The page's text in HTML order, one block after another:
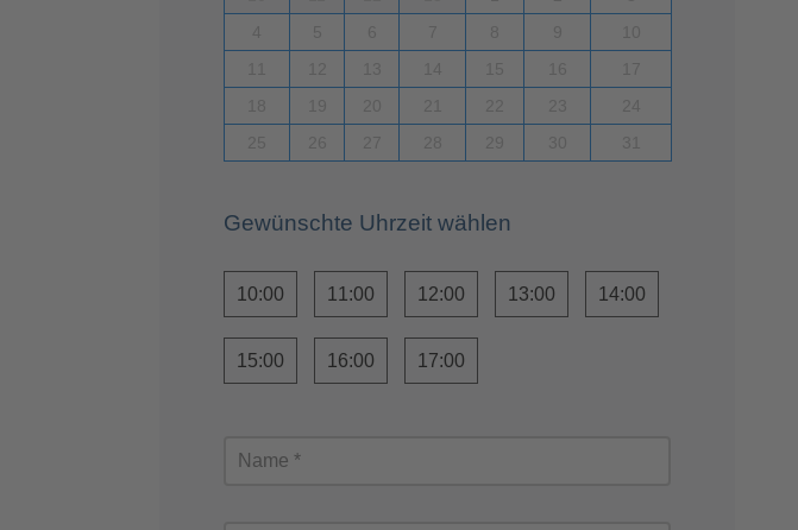
Gewünschte Uhrzeit wählen
10:00 11:00 12:00 13:00 14:00
15:00 16:00 17:00